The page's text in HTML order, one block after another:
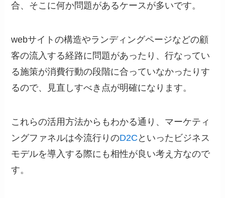
合、そこに何か問題があるケースが多いです。
webサイトの構造やランディングページなどの顧
客の流入する経路に問題があったり、行なってい
る施策が消費行動の段階に合っていなかったりす
るので、見直しすべき点が明確になります。
これらの活用方法からもわかる通り、マーケティ
ングファネルは今流行りのD2C といったビジネス
モデルを導入する際にも相性が良い考え方なので
す。